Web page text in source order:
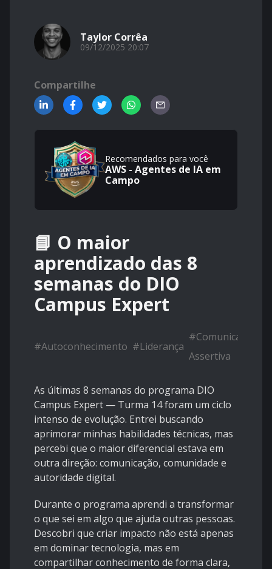
Taylor Corrêa
09/12/2025 20:07
Compartilhe
Recomendados para você
AWS - Agentes de IA em
Campo
📘 O maior
aprendizado das 8
semanas do DIO
Campus Expert
#Autoconhecimento #Liderança
#Comunicação
Assertiva
As últimas 8 semanas do programa DIO
Campus Expert — Turma 14 foram um ciclo
intenso de evolução. Entrei buscando
aprimorar minhas habilidades técnicas, mas
percebi que o maior diferencial estava em
outra direção: comunicação, comunidade e
autoridade digital.
Durante o programa aprendi a transformar
o que sei em algo que ajuda outras pessoas.
Descobri que criar impacto não está apenas
em dominar tecnologia, mas em
compartilhar conhecimento de forma clara,